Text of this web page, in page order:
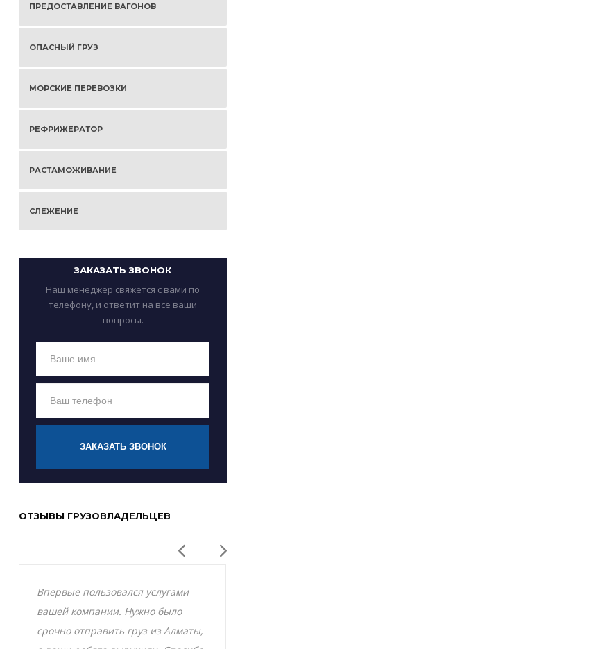
ПРЕДОСТАВЛЕНИЕ ВАГОНОВ
ОПАСНЫЙ ГРУЗ
МОРСКИЕ ПЕРЕВОЗКИ
РЕФРИЖЕРАТОР
РАСТАМОЖИВАНИЕ
СЛЕЖЕНИЕ
ЗАКАЗАТЬ ЗВОНОК
Наш менеджер свяжется с вами по
телефону, и ответит на все ваши
вопросы.
ЗАКАЗАТЬ ЗВОНОК
ОТЗЫВЫ ГРУЗОВЛАДЕЛЬЦЕВ
Впервые пользовался услугами
вашей компании. Нужно было
срочно отправить груз из Алматы,